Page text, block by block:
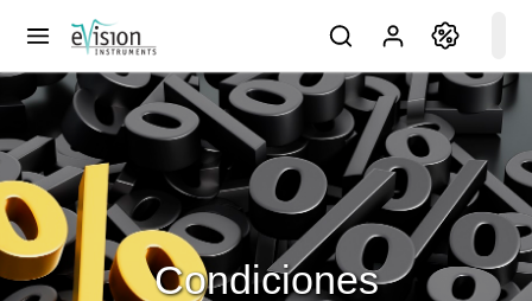
Condiciones